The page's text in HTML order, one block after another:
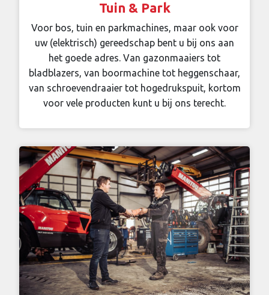
Tuin & Park
Voor bos, tuin en parkmachines, maar ook voor
uw (elektrisch) gereedschap bent u bij ons aan
het goede adres. Van gazonmaaiers tot
bladblazers, van boormachine tot heggenschaar,
van schroevendraaier tot hogedrukspuit, kortom
voor vele producten kunt u bij ons terecht.